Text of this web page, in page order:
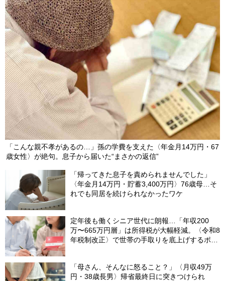
足度の鍵となるのは？【2025年日本中古車セールス顧客満足度
調査】2025/11/03
【第63回】 導入が進む「チャットボット」高年層の満足度に課
題【2025年カスタマーサポート最新調査】
2025/10/28
「こんな親不孝があるの…」孫の学費を支えた〈年金月14万円・67
歳女性〉が絶句。息子から届いた“まさかの返信”
「帰ってきた息子を責められませんでした」
〈年金月14万円・貯蓄3,400万円〉76歳母…そ
れでも同居を続けられなかったワケ
定年後も働くシニア世代に朗報…「年収200
万〜665万円層」は所得税が大幅軽減。〈令和8
年税制改正〉で世帯の手取りを底上げするポイ
「母さん、そんなに怒ること？」〈月収49万
円・38歳長男〉帰省最終日に突きつけられ